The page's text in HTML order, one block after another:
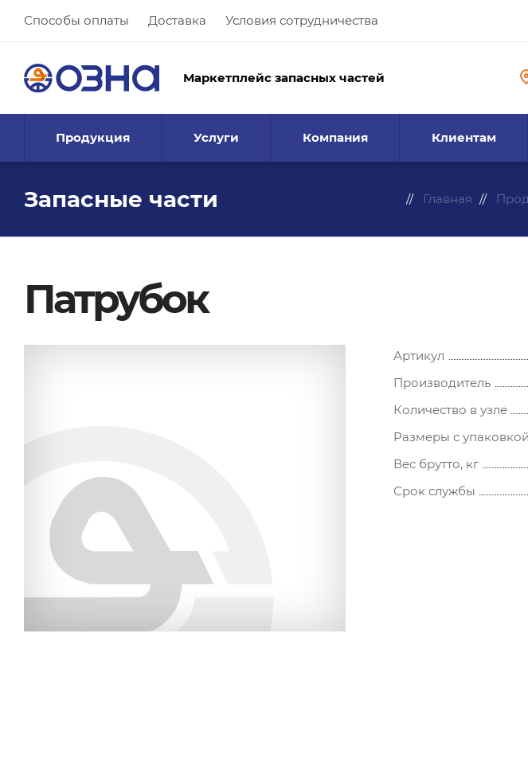
Способы оплаты Доставка Условия сотрудничества
Маркетплейс запасных частей
Продукция Услуги Компания Клиентам
Запасные части Главная
Патрубок
Артикул
Производитель
Количество в узле
Размеры с
Вес брутто, кг
Срок службы